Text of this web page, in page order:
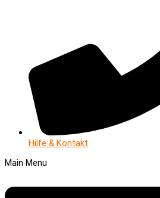
Hilfe & Kontakt
Main Menu